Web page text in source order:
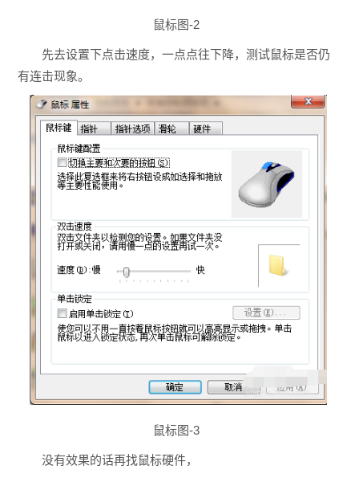
鼠标图-2
先去设置下点击速度，一点点往下降，测试鼠标是否仍
有连击现象。
鼠标图-3
没有效果的话再找鼠标硬件，